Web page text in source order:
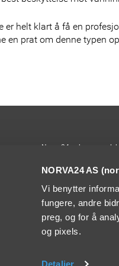
NORVA24 AS
Vi benytter
fungere, andre
preg, og for å
og pixels.
Detaljer
er helt klart å få en
en prat om denne typen
Norva24 søker nye
Presse
Universel Utforming
Åpenhetsloven
© 2026. Norva24.no bruker